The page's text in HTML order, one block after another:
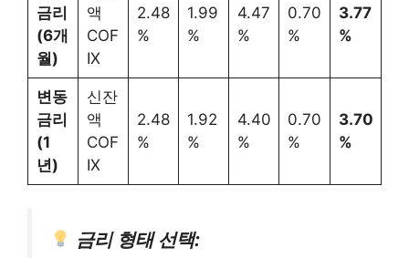
금리
(6개
월)
액
COF
IX
2.48
%
1.99
%
4.47
%
0.70
%
3.77
%
변동
금리
(1
년)
신잔
액
COF
IX
2.48
%
1.92
%
4.40
%
0.70
%
3.70
%
금리 형태 선택: